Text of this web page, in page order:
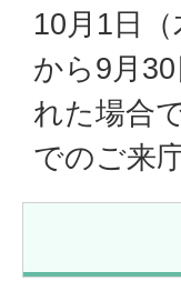
10月1日
から9月
れた場合
でのご来